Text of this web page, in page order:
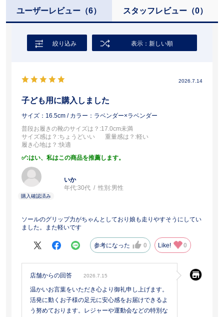
ユーザーレビュー （6） スタッフレビュー（0）
絞り込み 表示：新しい順
2026.7.14
子ども用に購入しました
サイズ：16.5cm / カラー：ラベンダー×ラベンダー
普段お履きの靴のサイズは？ :17.0cm未満
サイズ感は？ :ちょうどいい 重量感は？ :軽い
履き心地は？ :快適
:はい、私はこの商品を推薦します。
いか
年代:30代 性別:男性
ソールのグリップ力がちゃんとしており娘も走りやすそうにしてい
ました。また軽いです
参考になった 0 Like! 0
店舗からの回答 2026.7.15
温かいお言葉をいただき心より御礼申し上げます。
活発に動くお子様の足元に安心感をお届けできるよ
う努めております。レジャーや運動会などの特別な